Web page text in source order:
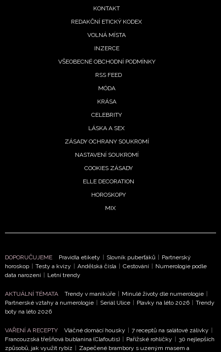
NEWSLETTER
Přihlášením k newsletteru souhlasíte sObchodními
potvrzujete, že jste se seznámili seZásadami
ochrany soukromí- BurdaMedia Extra s.r.o. bude s
vyhodnocení akce a zasílání novinek.
Chcete navíc dostávat i další zajímavé a exkluzivní
zpracováním údajů k tomuto účelu podle Zásad ochrany
soukromí BurdaMedia Extra s.r.o., zaškrtněte toto pole.
KONTAKT
REDAKČNÍ ETICKÝ KODEX
VOLNÁ MÍSTA
INZERCE
VŠEOBECNÉ OBCHODNÍ PODMÍNKY
RSS FEED
MÓDA
KRÁSA
CELEBRITY
LÁSKA A SEX
ZÁSADY OCHRANY SOUKROMÍ
NASTAVENÍ SOUKROMÍ
COOKIES ZÁSADY
ELLE DECORATION
HOROSKOPY
MIX
DOPORUČUJEME Pravidla etikety Slovník puberťáků
Partnerský
horoskop
Testy a kvízy Andělská čísla Cestování
Numerologie podle
data narození
Letní trendy
AKTUÁLNÍ TÉMATA Trendy v manikúře Minulé životy dle numerologie
Partnerské vztahy a numerologie
Seriál Ulice Plavky na léto 2026
Trendy
boty na léto 2026
VAŘENÍ A RECEPTY Vláčné domácí housky 7 receptů na salátové zálivky
Francouzská třešňová bublanina (Clafoutis)
Pařížské rohlíčky
30 nejlepších
způsobů, jak využít rybíz
Zapečené brambory s uzeným masem a